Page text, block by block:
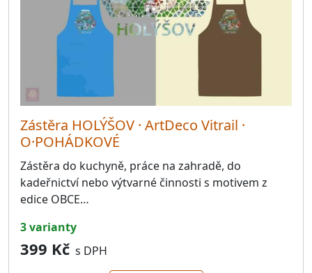
Zástěra HOLÝŠOV · ArtDeco Vitrail ·
O·POHÁDKOVÉ
Zástěra do kuchyně, práce na zahradě, do
kadeřnictví nebo výtvarné činnosti s motivem z
edice OBCE…
3 varianty
399 Kč s DPH